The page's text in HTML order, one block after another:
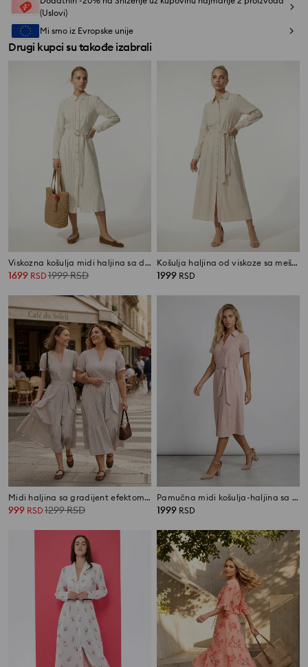
(Uslovi)
Mi smo iz Evropske unije
Drugi kupci su takođe izabrali
Viskozna košulja midi haljina sa dodatkom lana
1699 RSD 1999RSD
Košulja haljina od viskoze sa mešavinom lana
1999 RSD
Midi haljina sa gradijent efektom i tekstilnim kaišem
999 RSD 1299RSD
Pamučna midi košulja-haljina sa kratkim rukavima
1999 RSD